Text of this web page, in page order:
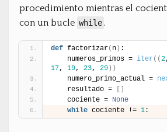
procedimiento mientras el
con un bucle while .
def factorizar( n ) :
    numeros_primos =
iter ( (2
17, 19, 23, 29 ) )
    numero_primo_actual =
    resultado =
    cociente =
None
while cociente != 1: